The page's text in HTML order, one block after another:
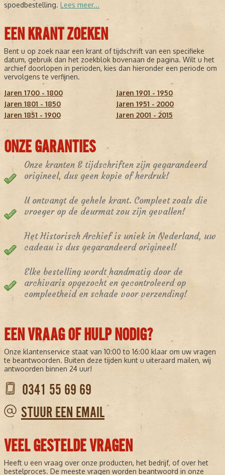
spoedbestelling. Lees meer...
EEN KRANT ZOEKEN
Bent u op zoek naar een krant of tijdschrift van een specifieke
datum, gebruik dan het zoekblok bovenaan de pagina. Wilt u het
archief doorlopen in perioden, kies dan hieronder een periode om
vervolgens te verfijnen.
Jaren 1700 - 1800
Jaren 1801 - 1850
Jaren 1851 - 1900
Jaren 1901 - 1950
Jaren 1951 - 2000
Jaren 2001 - 2015
ONZE GARANTIES
Onze kranten & tijdschriften zijn gegarandeerd
origineel, dus geen kopie of herdruk!
U ontvangt de gehele krant. Compleet zoals die
vroeger op de deurmat zou zijn gevallen!
Het Historisch Archief is uniek in Nederland, uw
cadeau is dus gegarandeerd origineel!
Elke bestelling wordt handmatig door de
archivaris opgezocht en gecontroleerd op
compleetheid en schade voor verzending!
EEN VRAAG OF HULP NODIG?
Onze klantenservice staat van 10:00 to 16:00 klaar om uw vragen
te beantwoorden. Buiten deze tijden kunt u uiteraard mailen, wij
antwoorden binnen 24 uur!
0341 55 69 69
STUUR EEN EMAIL
VEEL GESTELDE VRAGEN
Heeft u een vraag over onze producten, het bedrijf, of over het
bestelproces. De meeste vragen worden beantwoord in onze